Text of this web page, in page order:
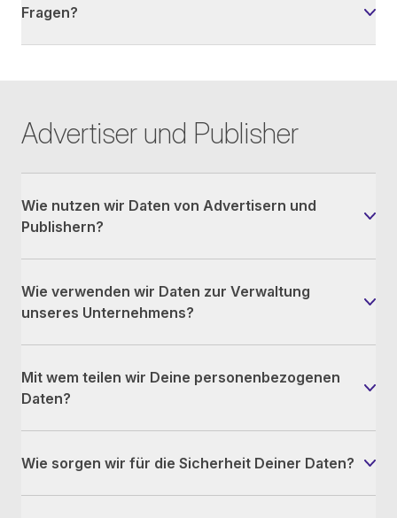
Fragen?
Advertiser und Publisher
Wie nutzen wir Daten von Advertisern und
Publishern?
Wie verwenden wir Daten zur Verwaltung
unseres Unternehmens?
Mit wem teilen wir Deine personenbezogenen
Daten?
Wie sorgen wir für die Sicherheit Deiner Daten?